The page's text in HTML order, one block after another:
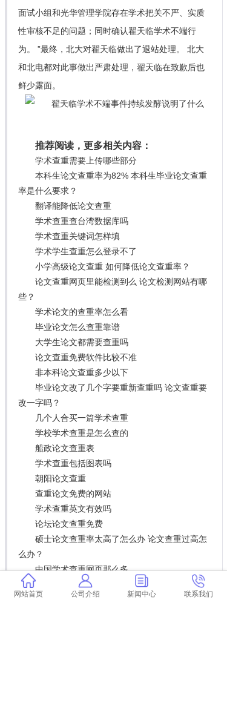
面试小组和光华管理学院存在学术把关不严、实质
性审核不足的问题；同时确认翟天临学术不端行
为。 ”最终，北大对翟天临做出了退站处理。 北大
和北电都对此事做出严肃处理，翟天临在致歉后也
鲜少露面。
推荐阅读，更多相关内容：
学术查重需要上传哪些部分
本科生论文查重率为82% 本科生毕业论文查重
率是什么要求？
翻译能降低论文查重
学术查重查台湾数据库吗
学术查重关键词怎样填
学术学生查重怎么登录不了
小学高级论文查重 如何降低论文查重率？
论文查重网页里能检测到么 论文检测网站有哪
些？
学术论文的查重率怎么看
毕业论文怎么查重靠谱
大学生论文都需要查重吗
论文查重免费软件比较不准
非本科论文查重多少以下
毕业论文改了几个字要重新查重吗 论文查重要
改一字吗？
几个人合买一篇学术查重
学校学术查重是怎么查的
船政论文查重表
学术查重包括图表吗
朝阳论文查重
查重论文免费的网站
学术查重英文有效吗
论坛论文查重免费
硕士论文查重率太高了怎么办 论文查重过高怎
么办？
中国学术查重网页那么多
大学生论文查重库
扩展阅读
网站首页 公司介绍 新闻中心 联系我们